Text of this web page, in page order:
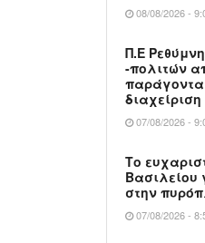
08/08/2026 -
Π.Ε
-πολιτών
παράγοντα
07/08/2026 -
Το
στην
07/08/2026 -